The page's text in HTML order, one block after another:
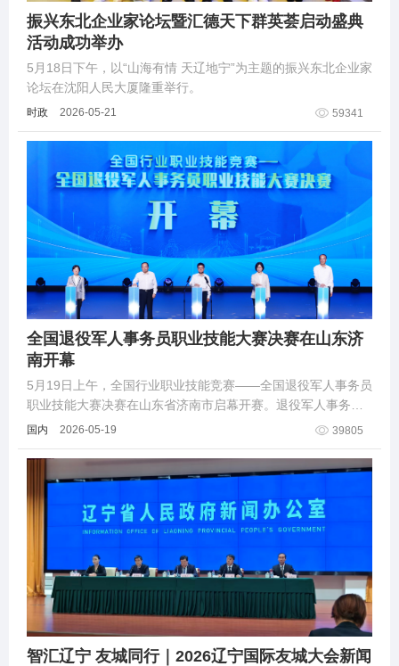
振兴东北企业家论坛暨汇德天下群英荟启动盛典
活动成功举办
5月18日下午，以“山海有情 天辽地宁”为主题的振兴东北企业家
论坛在沈阳人民大厦隆重举行。
时政 2026-05-21 59341
全国退役军人事务员职业技能大赛决赛在山东济
南开幕
5月19日上午，全国行业职业技能竞赛——全国退役军人事务员
职业技能大赛决赛在山东省济南市启幕开赛。退役军人事务部
党组书记、部长裴金佳出席开幕式并宣布开幕。
国内 2026-05-19 39805
智汇辽宁 友城同行｜2026辽宁国际友城大会新闻